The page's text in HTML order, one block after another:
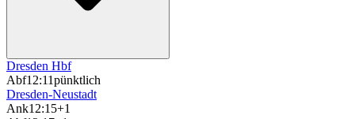
Dresden Hbf
Abf12:11pünktlich
Dresden-Neustadt
Ank12:15+1